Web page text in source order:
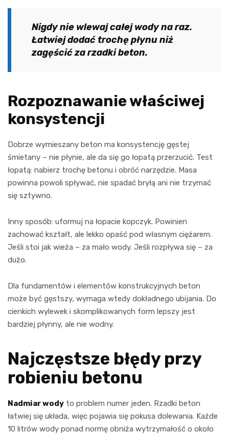
Nigdy nie wlewaj całej wody na raz.
Łatwiej dodać trochę płynu niż
zagęścić za rzadki beton.
Rozpoznawanie właściwej
konsystencji
Dobrze wymieszany beton ma konsystencję gęstej
śmietany – nie płynie, ale da się go łopatą przerzucić. Test
łopatą: nabierz trochę betonu i obróć narzędzie. Masa
powinna powoli spływać, nie spadać bryłą ani nie trzymać
się sztywno.
Inny sposób: uformuj na łopacie kopczyk. Powinien
zachować kształt, ale lekko opaść pod własnym ciężarem.
Jeśli stoi jak wieża – za mało wody. Jeśli rozpływa się – za
dużo.
Dla fundamentów i elementów konstrukcyjnych beton
może być gęstszy, wymaga wtedy dokładnego ubijania. Do
cienkich wylewek i skomplikowanych form lepszy jest
bardziej płynny, ale nie wodny.
Najczęstsze błędy przy
robieniu betonu
Nadmiar wody to problem numer jeden. Rzadki beton
łatwiej się układa, więc pojawia się pokusa dolewania. Każde
10 litrów wody ponad normę obniża wytrzymałość o około